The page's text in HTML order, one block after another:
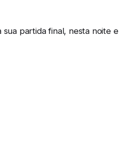
partida final, nesta noite e